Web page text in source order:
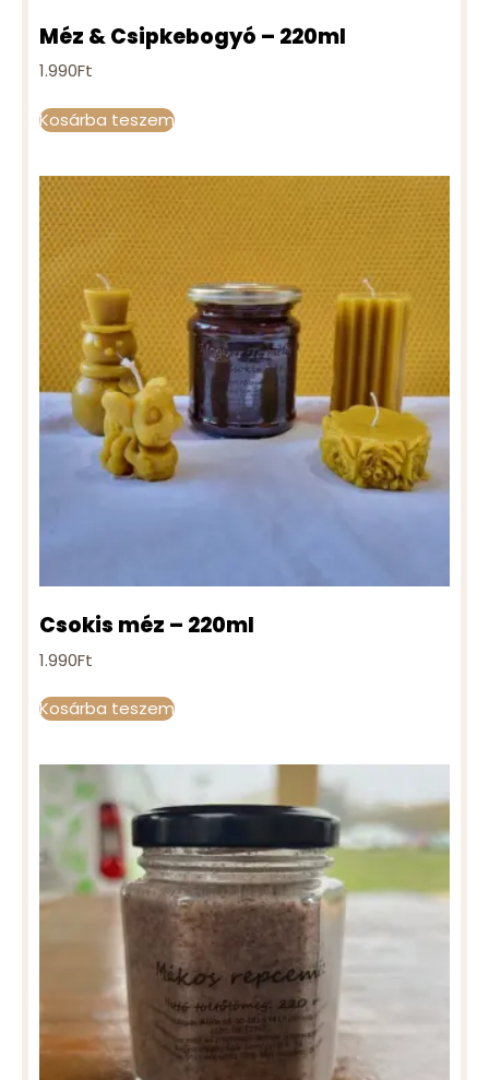
Méz & Csipkebogyó – 220ml
1.990Ft
Kosárba teszem
Csokis méz – 220ml
1.990Ft
Kosárba teszem